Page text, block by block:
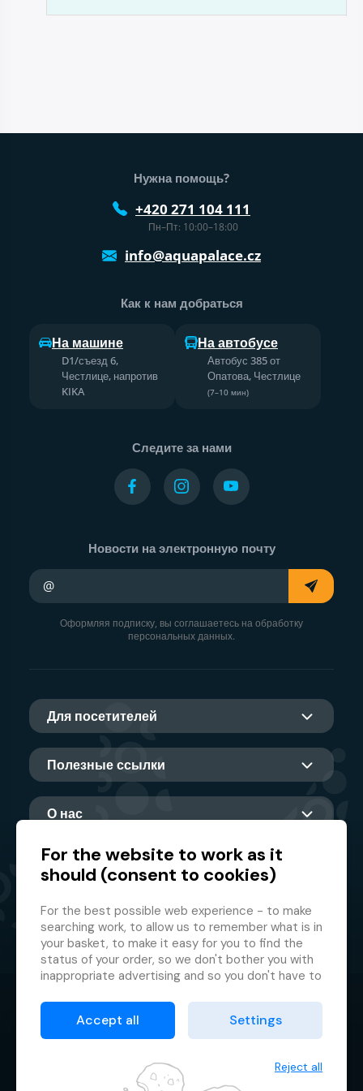
Нижний колонтитул веб-сайта
Нужна помощь?
+420 271 104 111
Пн–Пт: 10:00–18:00
info@aquapalace.cz
Как к нам добраться
На машине
D1/съезд 6,
Честлице, напротив
KIKA
На автобусе
Автобус 385 от
Опатова, Честлице
(7–10 мин)
Следите за нами
Новости на электронную почту
Оформляя подписку, вы соглашаетесь на обработку
персональных данных.
Для посетителей
Полезные ссылки
О нас
Главный партнер
© 2026 GMF Aquapark Prague, a.s.
Защита персональных данных
Договорные условия
Менеджер файлов cookie
For the website to work as it
should (consent to cookies)
For the best possible web experience - to make
searching work, to allow us to remember what is in
your basket, to make it easy for you to find the
status of your order, so we don't bother you with
inappropriate advertising and so you don't have to
This is why we need your consent toprocessing
of cookies
, i.e. small files which are temporarily
consent and helping us to improve the website.
Accept all Settings
Reject all